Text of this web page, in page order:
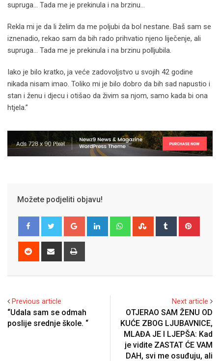
supruga… Tada me je prekinula i na brzinu…
Rekla mi je da li želim da me poljubi da bol nestane. Baš sam se
iznenadio, rekao sam da bih rado prihvatio njeno liječenje, ali
supruga… Tada me je prekinula i na brzinu polljubila.
Iako je bilo kratko, ja veće zadovoljstvo u svojih 42 godine
nikada nisam imao. Toliko mi je bilo dobro da bih sad napustio i
stan i ženu i djecu i otišao da živim sa njom, samo kada bi ona
htjela.”
Možete podjeliti objavu!
Google+ LinkedIn WhatsappStumbleUpon
Tumblr
Reddit
Share
Previous article
“Udala sam se odmah
poslije srednje škole. “
Next article
OTJERAO SAM ŽENU OD
KUĆE ZBOG LJUBAVNICE,
MLAĐA JE I LJEPŠA: Kad
je vidite ZASTAT ĆE VAM
DAH, svi me osuđuju, ali